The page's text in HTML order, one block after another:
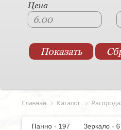
Цена
Главная Каталог
Панно - 197 Зеркало